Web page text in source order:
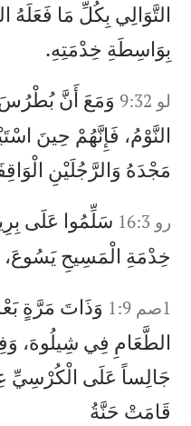
التَّوَالِي بِكُلِّ مَا فَعَلَهُ
بِوَاسِطَةِ خِدْمَتِهِ.
لو 9:32
وَمَعَ أَنَّ بُطْرُسَ
النَّوْمُ، فَإِنَّهُمْ حِينَ
مَجْدَهُ وَالرَّجُلَيْنِ
رو 16:3
سَلِّمُوا عَلَى
خِدْمَةِ الْمَسِيحِ يَسُوعَ،
1صم 1:9
وَذَاتَ مَرَّةٍ
الطَّعَامِ فِي شِيلُوهَ،
جَالِساً عَلَى الْكُرْسِيِّ
قَامَتْ حَنَّةُ